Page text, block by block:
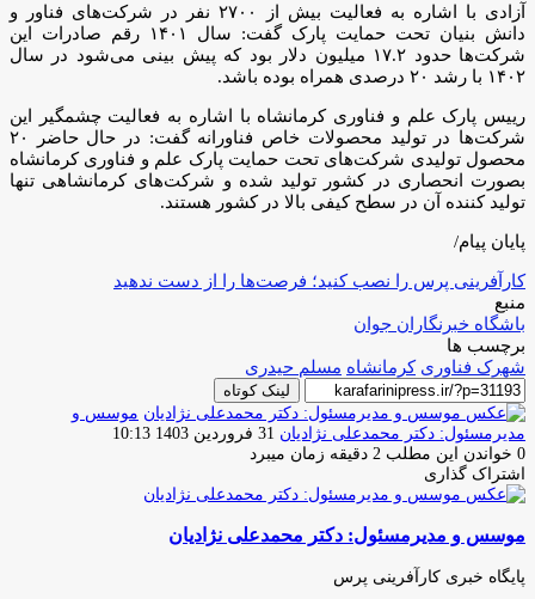
آزادی با اشاره به فعالیت بیش از ۲۷۰۰ نفر در شرکت‌های فناور و
دانش بنیان تحت حمایت پارک گفت: سال ۱۴۰۱ رقم صادرات این
شرکت‌ها حدود ۱۷.۲ میلیون دلار بود که پیش بینی می‌شود در سال
۱۴۰۲ با رشد ۲۰ درصدی همراه بوده باشد.
رییس پارک علم و فناوری کرمانشاه با اشاره به فعالیت چشمگیر این
شرکت‌ها در تولید محصولات خاص فناورانه گفت: در حال حاضر ۲۰
محصول تولیدی شرکت‌های تحت حمایت پارک علم و فناوری کرمانشاه
بصورت انحصاری در کشور تولید شده و شرکت‌های کرمانشاهی تنها
تولید کننده آن در سطح کیفی بالا در کشور هستند.
پایان پیام/
کارآفرینی پرس را نصب کنید؛ فرصت‌ها را از دست ندهید
منبع
باشگاه خبرنگاران جوان
برچسب ها
شهرک فناوری کرمانشاه مسلم حیدری
لینک کوتاه
موسس و
مدیرمسئول: دکتر محمدعلی نژادیان ارسال
ایمیل
31 فروردین 1403 10:13
0 خواندن این مطلب 2 دقیقه زمان میبرد
اشتراک گذاری
فیس
توئیتر
لینکدین
واتس
تلگرام
اشتراک
از
ایمیل
چاپ
موسس و مدیرمسئول: دکتر محمدعلی نژادیان
پایگاه خبری کارآفرینی پرس